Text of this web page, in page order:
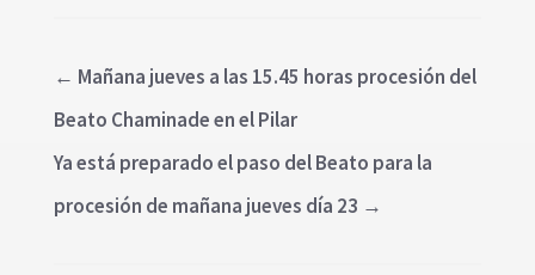
← Mañana jueves a las 15.45 horas procesión del
Beato Chaminade en el Pilar
Ya está preparado el paso del Beato para la
procesión de mañana jueves día 23 →